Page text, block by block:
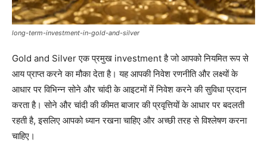
long-term-investment-in-gold-and-silver
Gold and Silver एक प्रमुख investment है जो आपको नियमित रूप से
आय प्राप्त करने का मौका देता है। यह आपकी निवेश रणनीति और लक्ष्यों के
आधार पर विभिन्न सोने और चांदी के आइटमों में निवेश करने की सुविधा प्रदान
करता है। सोने और चांदी की कीमत बाजार की प्रवृत्तियों के आधार पर बदलती
रहती है, इसलिए आपको ध्यान रखना चाहिए और अच्छी तरह से विश्लेषण करना
चाहिए।